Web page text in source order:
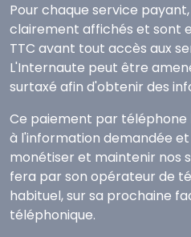
Pour chaque service
clairement affichés et sont
TTC avant tout accès aux
L'Internaute peut être
surtaxé afin d'obtenir des
Ce paiement par
à l'information demandée
monétiser et maintenir nos
fera par son opérateur de
habituel, sur sa prochaine
téléphonique.